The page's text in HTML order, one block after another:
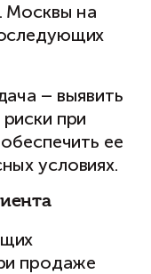
Москвы на
– выявить
при
ее
условиях.
продаже